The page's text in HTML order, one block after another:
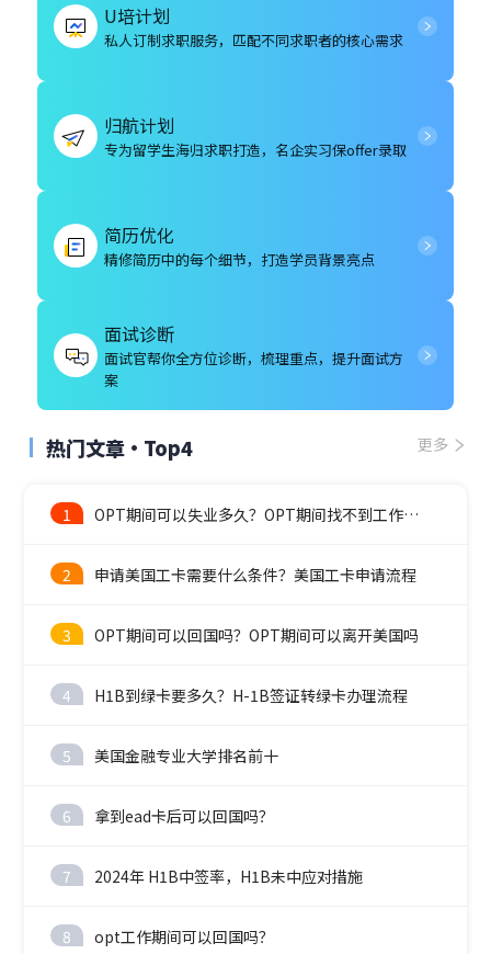
U培计划
私人订制求职服务，匹配不同求职者的核心需求
归航计划
专为留学生海归求职打造，名企实习保offer录取
简历优化
精修简历中的每个细节，打造学员背景亮点
面试诊断
面试官帮你全方位诊断，梳理重点，提升面试方
案
热门文章·Top4 更多
1 OPT期间可以失业多久？OPT期间找不到工作怎么办？
2 申请美国工卡需要什么条件？美国工卡申请流程
3 OPT期间可以回国吗？OPT期间可以离开美国吗
4 H1B到绿卡要多久？H-1B签证转绿卡办理流程
5 美国金融专业大学排名前十
6 拿到ead卡后可以回国吗？
7 2024年 H1B中签率，H1B未中应对措施
8 opt工作期间可以回国吗？